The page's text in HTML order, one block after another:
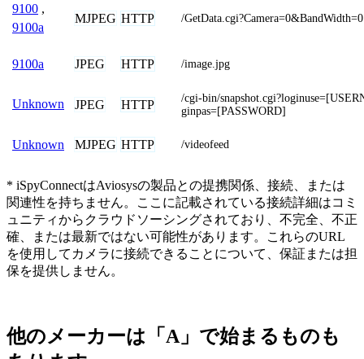
9100 ,
9100a
MJPEG HTTP /GetData.cgi?Camera=0&BandWidth=0
9100a JPEG HTTP /image.jpg
Unknown JPEG HTTP
/cgi-bin/
ginpas=[PASSWORD]
Unknown MJPEG HTTP /videofeed
* iSpyConnectはAviosysの製品との提携関係、接続、または
関連性を持ちません。ここに記載されている接続詳細はコミ
ュニティからクラウドソーシングされており、不完全、不正
確、または最新ではない可能性があります。これらのURL
を使用してカメラに接続できることについて、保証または担
保を提供しません。
他のメーカーは「A」で始まるものも